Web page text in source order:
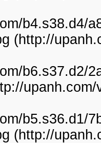
b4.s38.d4/
(http://
b6.s37.d2/
b5.s36.d1/
(http://